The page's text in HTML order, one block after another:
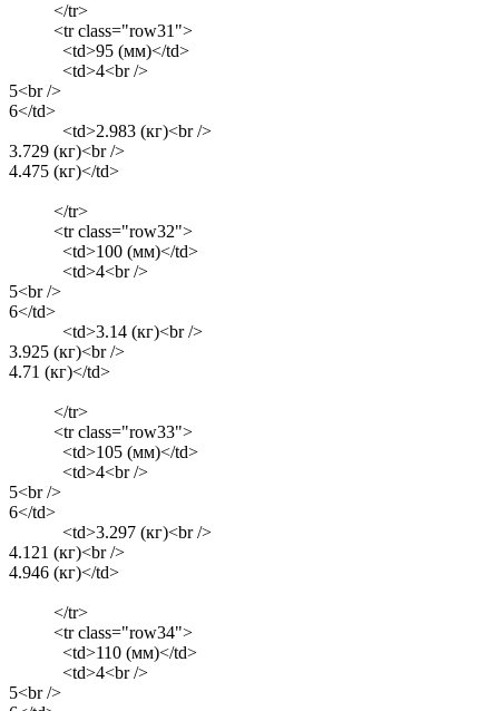
</tr>
<tr class="row31">
<td>95 (мм)</td>
<td>4<br />
5<br />
6</td>
<td>2.983 (кг)<br />
3.729 (кг)<br />
4.475 (кг)</td>
</tr>
<tr class="row32">
<td>100 (мм)</td>
<td>4<br />
5<br />
6</td>
<td>3.14 (кг)<br />
3.925 (кг)<br />
4.71 (кг)</td>
</tr>
<tr class="row33">
<td>105 (мм)</td>
<td>4<br />
5<br />
6</td>
<td>3.297 (кг)<br />
4.121 (кг)<br />
4.946 (кг)</td>
</tr>
<tr class="row34">
<td>110 (мм)</td>
<td>4<br />
5<br />